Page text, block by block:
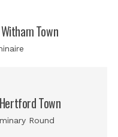
Town
Town
Round